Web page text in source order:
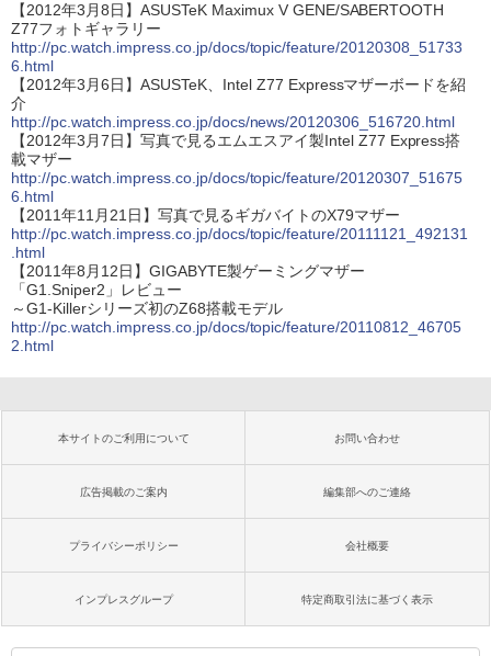
【2012年3月8日】ASUSTeK Maximux V GENE/SABERTOOTH
Z77フォトギャラリー
http://pc.watch.impress.co.jp/docs/topic/feature/20120308_51733
6.html
【2012年3月6日】ASUSTeK、Intel Z77 Expressマザーボードを紹
介
http://pc.watch.impress.co.jp/docs/news/20120306_516720.html
【2012年3月7日】写真で見るエムエスアイ製Intel Z77 Express搭
載マザー
http://pc.watch.impress.co.jp/docs/topic/feature/20120307_51675
6.html
【2011年11月21日】写真で見るギガバイトのX79マザー
http://pc.watch.impress.co.jp/docs/topic/feature/20111121_492131
.html
【2011年8月12日】GIGABYTE製ゲーミングマザー
「G1.Sniper2」レビュー
～G1-Killerシリーズ初のZ68搭載モデル
http://pc.watch.impress.co.jp/docs/topic/feature/20110812_46705
2.html
本サイトのご利用について お問い合わせ
広告掲載のご案内 編集部へのご連絡
プライバシーポリシー 会社概要
インプレスグループ 特定商取引法に基づく表示